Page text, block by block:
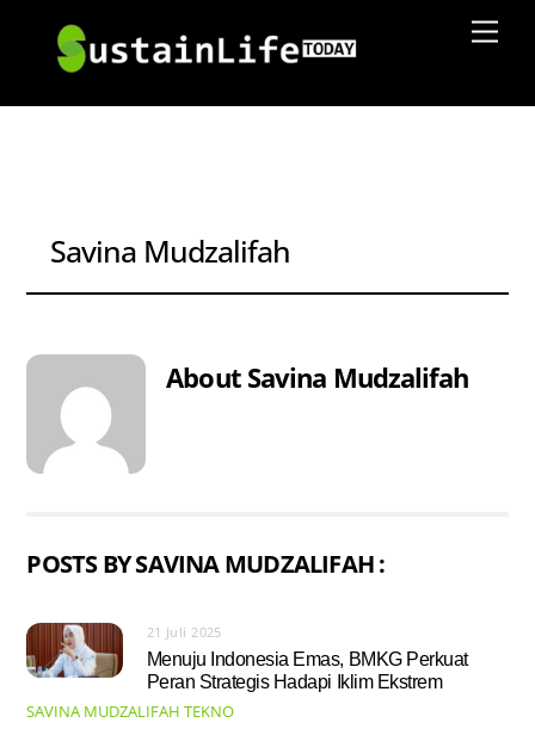
content
Savina Mudzalifah
AboutSavina Mudzalifah
POSTS BY SAVINA MUDZALIFAH :
21 Juli 2025
Menuju Indonesia Emas, BMKG Perkuat
Peran Strategis Hadapi Iklim Ekstrem
SAVINA MUDZALIFAH TEKNO